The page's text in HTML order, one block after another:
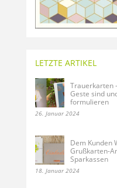
LETZTE ARTIKEL
Trauerkarten
Geste sind
formulieren
26. Januar 2024
Dem Kunden
Grußkarten-
Sparkassen
18. Januar 2024